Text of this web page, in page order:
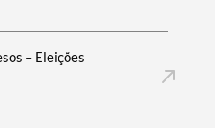
– Eleições